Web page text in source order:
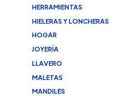
HERRAMIENTAS
HIELERAS Y LONCHERAS
HOGAR
JOYERÍA
LLAVERO
MALETAS
MANDILES